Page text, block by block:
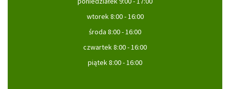
wtorek 8:00 - 16:00
środa 8:00 - 16:00
czwartek 8:00 - 16:00
piątek 8:00 - 16:00